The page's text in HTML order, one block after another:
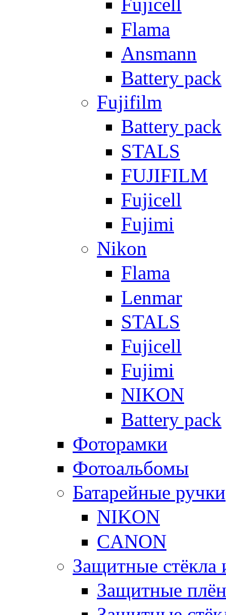
Fujicell
Flama
Ansmann
Battery pack
Fujifilm
Battery pack
STALS
FUJIFILM
Fujicell
Fujimi
Nikon
Flama
Lenmar
STALS
Fujicell
Fujimi
NIKON
Battery pack
Фоторамки
Фотоальбомы
Батарейные ручки
NIKON
CANON
Защитные стёкла
Защитные